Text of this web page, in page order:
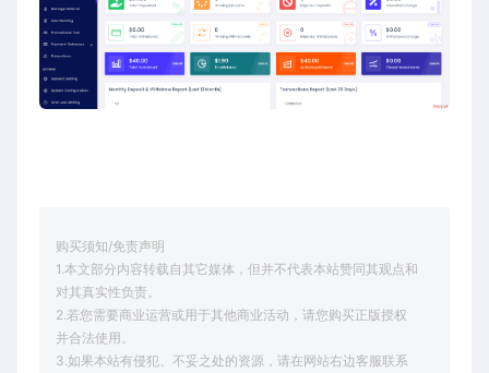
购买须知/免责声明
1.本文部分内容转载自其它媒体，但并不代表本站赞同其观点和
对其真实性负责。
2.若您需要商业运营或用于其他商业活动，请您购买正版授权
并合法使用。
3.如果本站有侵犯、不妥之处的资源，请在网站右边客服联系